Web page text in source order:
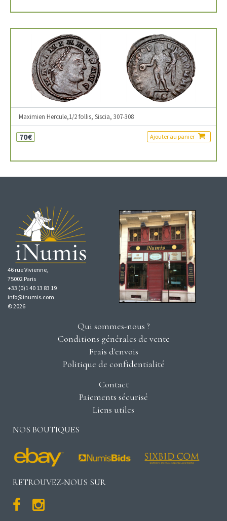
Maximien Hercule,1/2 follis, Siscia, 307-308
70€ Ajouter au panier
46 rue Vivienne,
75002 Paris
+33 (0)1 40 13 83 19
info@inumis.com
© 2026
Qui sommes-nous ?
Conditions générales de vente
Frais d'envois
Politique de confidentialité
Contact
Paiements sécurisé
Liens utiles
NOS BOUTIQUES
RETROUVEZ-NOUS SUR